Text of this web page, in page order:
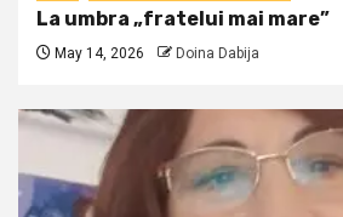
La umbra „fratelui mai mare”
May 14, 2026 Doina Dabija